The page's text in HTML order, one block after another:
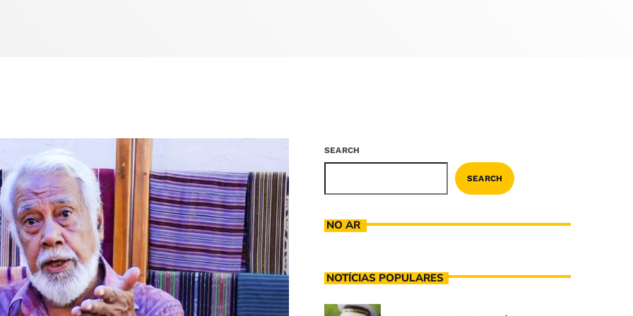
SEARCH
SEARCH
NO AR
NOTÍCIAS POPULARES